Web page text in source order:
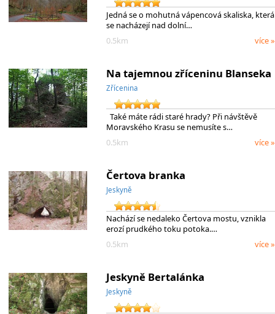
Jedná se o mohutná vápencová skaliska, která
se nacházejí nad dolní…
0.5km
více »
Na tajemnou zříceninu Blanseka
Zřícenina
Také máte rádi staré hrady? Při návštěvě
Moravského Krasu se nemusíte s…
0.5km
více »
Čertova branka
Jeskyně
Nachází se nedaleko Čertova mostu, vznikla
erozí prudkého toku potoka.…
0.5km
více »
Jeskyně Bertalánka
Jeskyně